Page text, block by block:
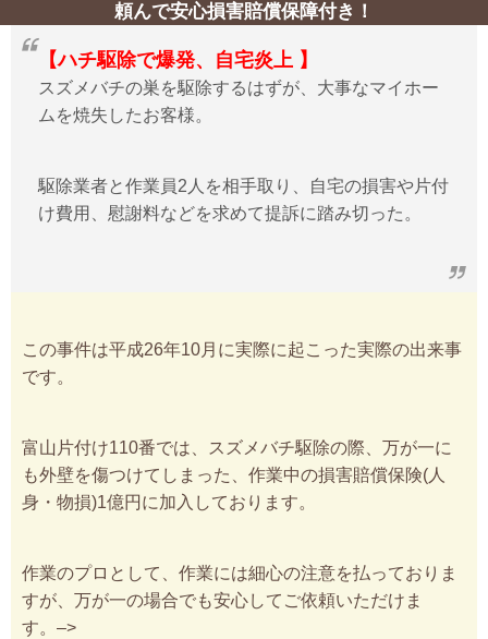
頼んで安心損害賠償保障付き！
【ハチ駆除で爆発、自宅炎上 】
スズメバチの巣を駆除するはずが、大事なマイホー
ムを焼失したお客様。
駆除業者と作業員2人を相手取り、自宅の損害や片付
け費用、慰謝料などを求めて提訴に踏み切った。
この事件は平成26年10月に実際に起こった実際の出来事
です。
富山片付け110番では、スズメバチ駆除の際、万が一に
も外壁を傷つけてしまった、作業中の損害賠償保険(人
身・物損)1億円に加入しております。
作業のプロとして、作業には細心の注意を払っておりま
すが、万が一の場合でも安心してご依頼いただけま
す。–>